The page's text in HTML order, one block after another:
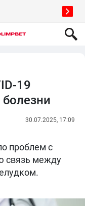
19
30.07.2025, 17:09
проблем с
связь между